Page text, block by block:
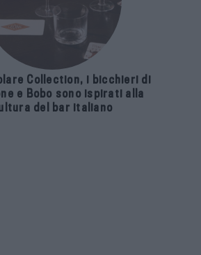
Collection, i bicchieri di
e Bobo sono ispirati alla
del bar italiano